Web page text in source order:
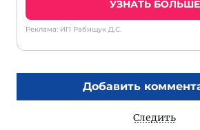
УЗНАТЬ БОЛЬШЕ
Реклама: ИП Рабищук Д.С.
Добавить
Следить